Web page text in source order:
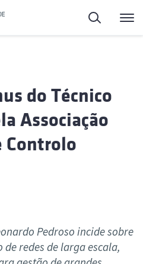
Pesquisa
do Técnico
Associação
Controlo
Pedroso incide sobre
redes de larga escala,